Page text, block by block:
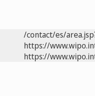
/contact/es/
https://
https://